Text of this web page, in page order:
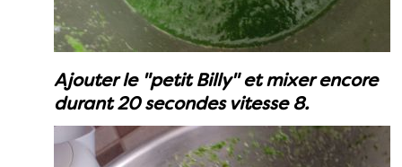
Ajouter le "petit Billy" et mixer encore
durant 20 secondes vitesse 8.